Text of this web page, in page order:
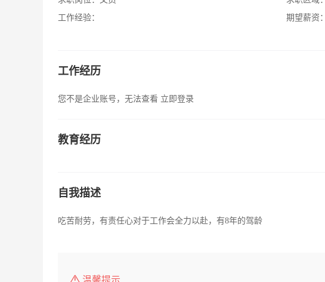
工作经验：
期望薪资：
工作经历
您不是企业账号，无法查看 立即登录
教育经历
自我描述
吃苦耐劳，有责任心对于工作会全力以赴，有8年的驾龄
温馨提示